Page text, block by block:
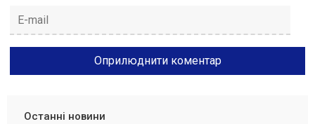
Останні новини